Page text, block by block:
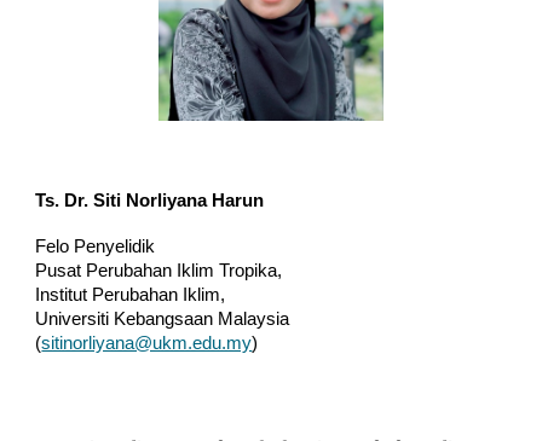
Ts. Dr. Siti Norliyana Harun
Felo Penyelidik
Pusat Perubahan Iklim Tropika,
Institut Perubahan Iklim,
Universiti Kebangsaan Malaysia
(sitinorliyana@ukm.edu.my)